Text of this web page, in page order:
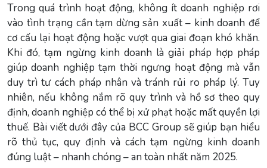
Trong quá trình hoạt động, không ít doanh nghiệp rơi
vào tình trạng cần tạm dừng sản xuất – kinh doanh để
cơ cấu lại hoạt động hoặc vượt qua giai đoạn khó khăn.
Khi đó, tạm ngừng kinh doanh là giải pháp hợp pháp
giúp doanh nghiệp tạm thời ngưng hoạt động mà vẫn
duy trì tư cách pháp nhân và tránh rủi ro pháp lý. Tuy
nhiên, nếu không nắm rõ quy trình và hồ sơ theo quy
định, doanh nghiệp có thể bị xử phạt hoặc mất quyền lợi
thuế. Bài viết dưới đây của BCC Group sẽ giúp bạn hiểu
rõ thủ tục, quy định và cách tạm ngừng kinh doanh
đúng luật – nhanh chóng – an toàn nhất năm 2025.